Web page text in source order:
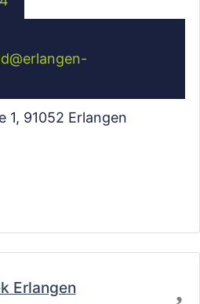
Wird geladen …
@erlangen-
1, 91052 Erlangen
Erlangen